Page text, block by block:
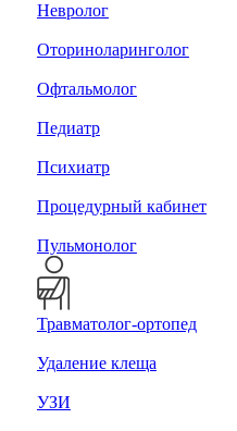
Невролог
Оториноларинголог
Офтальмолог
Педиатр
Психиатр
Процедурный кабинет
Пульмонолог
Травматолог-ортопед
Удаление клеща
УЗИ